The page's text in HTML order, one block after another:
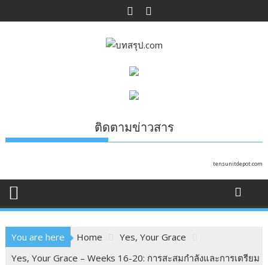
to
ติดตามข่าวสาร
tensunitdepot.com
You are here Home
Yes, Your Grace
Yes, Your Grace – Weeks 16-20: การสะสมกำลังและการเตรียม